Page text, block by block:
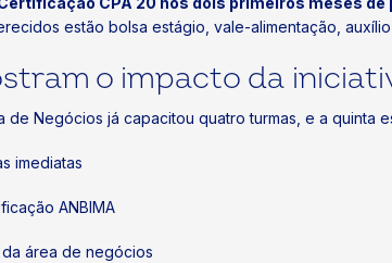
estão bolsa estágio, vale-alimentação,
o impacto da
Negócios já capacitou quatro turmas, e a quinta
imediatas
ANBIMA
área de negócios